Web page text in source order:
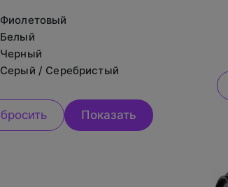
Фиолетовый
Белый
Черный
Серый / Серебристый